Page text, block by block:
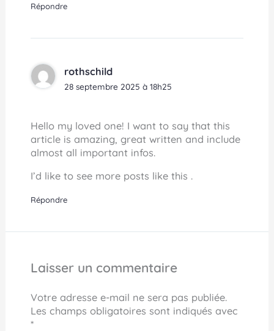
Répondre
rothschild
28 septembre 2025 à 18h25
Hello my loved one! I want to say that this
article is amazing, great written and include
almost all important infos.
I’d like to see more posts like this .
Répondre
Laisser un commentaire
Votre adresse e-mail ne sera pas publiée.
Les champs obligatoires sont indiqués avec
*